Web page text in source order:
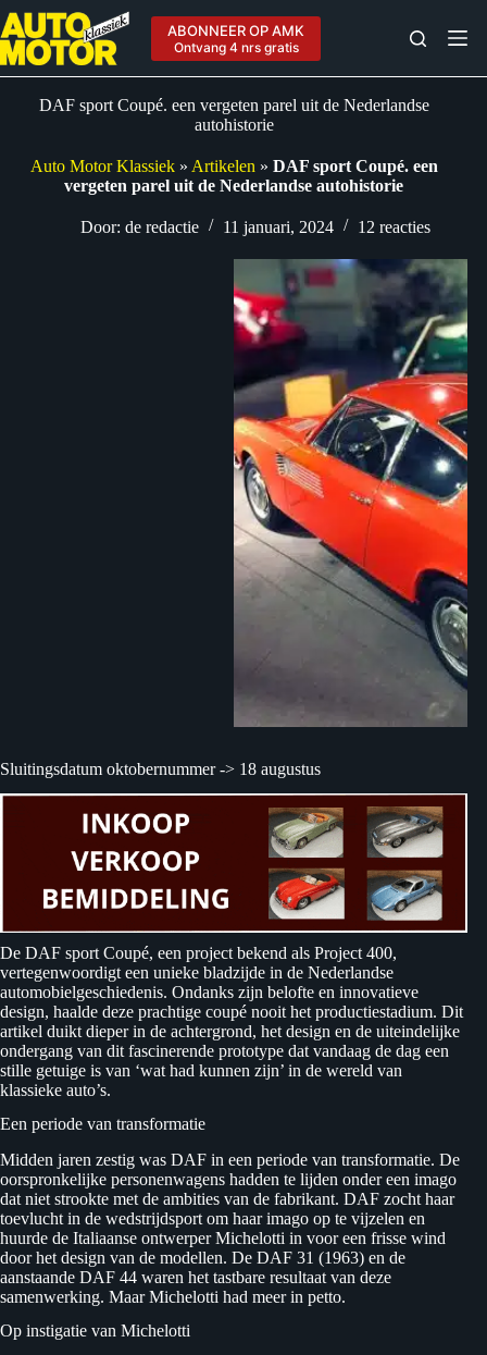
Ga
naar
de
inhoud
ABONNEER OP AMK
Ontvang 4 nrs gratis
DAF sport Coupé. een vergeten parel uit de Nederlandse
autohistorie
Auto Motor Klassiek» Artikelen » DAF sport Coupé. een
vergeten parel uit de Nederlandse autohistorie
Door: de redactie 11 januari, 2024 12 reacties
Sluitingsdatum oktobernummer -> 18 augustus
De DAF sport Coupé, een project bekend als Project 400,
vertegenwoordigt een unieke bladzijde in de Nederlandse
automobielgeschiedenis. Ondanks zijn belofte en innovatieve
design, haalde deze prachtige coupé nooit het productiestadium. Dit
artikel duikt dieper in de achtergrond, het design en de uiteindelijke
ondergang van dit fascinerende prototype dat vandaag de dag een
stille getuige is van ‘wat had kunnen zijn’ in de wereld van
klassieke auto’s.
Een periode van transformatie
Midden jaren zestig was DAF in een periode van transformatie. De
oorspronkelijke personenwagens hadden te lijden onder een imago
dat niet strookte met de ambities van de fabrikant. DAF zocht haar
toevlucht in de wedstrijdsport om haar imago op te vijzelen en
huurde de Italiaanse ontwerper Michelotti in voor een frisse wind
door het design van de modellen. De DAF 31 (1963) en de
aanstaande DAF 44 waren het tastbare resultaat van deze
samenwerking. Maar Michelotti had meer in petto.
Op instigatie van Michelotti